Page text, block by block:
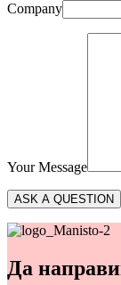
Company
Your Message
Да